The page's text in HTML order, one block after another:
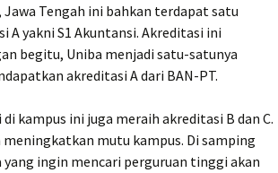
Jawa Tengah ini bahkan terdapat satu
yakni S1 Akuntansi. Akreditasi ini
begitu, Uniba menjadi satu-satunya
akreditasi A dari BAN-PT.
kampus ini juga meraih akreditasi B dan C.
mutu kampus. Di samping
ingin mencari perguruan tinggi akan